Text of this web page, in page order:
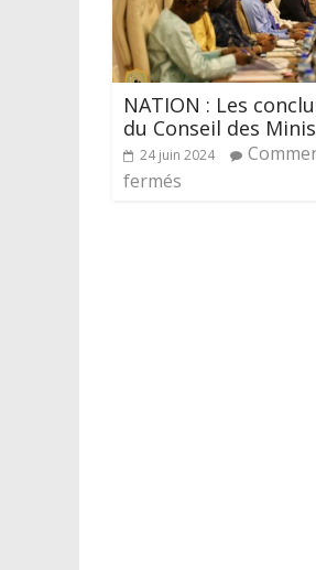
NATION : Les
du Conseil des
24 juin 2024
fermés